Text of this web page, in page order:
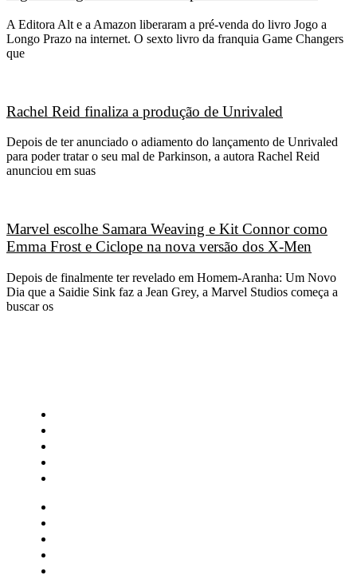
A Editora Alt e a Amazon liberaram a pré-venda do livro Jogo a
Longo Prazo na internet. O sexto livro da franquia Game Changers
que
Rachel Reid finaliza a produção de Unrivaled
Depois de ter anunciado o adiamento do lançamento de Unrivaled
para poder tratar o seu mal de Parkinson, a autora Rachel Reid
anunciou em suas
Marvel escolhe Samara Weaving e Kit Connor como
Emma Frost e Ciclope na nova versão dos X-Men
Depois de finalmente ter revelado em Homem-Aranha: Um Novo
Dia que a Saidie Sink faz a Jean Grey, a Marvel Studios começa a
buscar os